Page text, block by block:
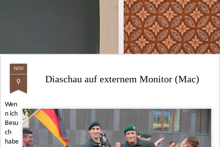
NOV
9 Diaschau auf externem Monitor (Mac)
Wen
n ich
Besu
ch
habe